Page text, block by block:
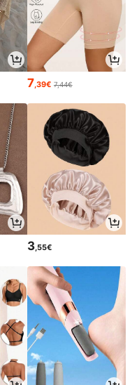
7 ,39€ 7,44€
3,55€